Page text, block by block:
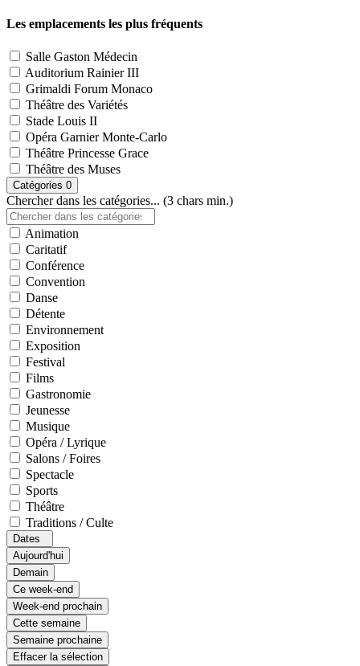
Les emplacements les plus fréquents
Salle Gaston Médecin
Auditorium Rainier III
Grimaldi Forum Monaco
Théâtre des Variétés
Stade Louis II
Opéra Garnier Monte-Carlo
Théâtre Princesse Grace
Théâtre des Muses
Catégories 0
Chercher dans les catégories... (3 chars min.)
Animation
Caritatif
Conférence
Convention
Danse
Détente
Environnement
Exposition
Festival
Films
Gastronomie
Jeunesse
Musique
Opéra / Lyrique
Salons / Foires
Spectacle
Sports
Théâtre
Traditions / Culte
Dates
Aujourd'hui
Demain
Ce week-end
Week-end prochain
Cette semaine
Semaine prochaine
Effacer la sélection